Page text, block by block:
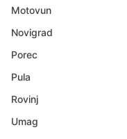
Motovun
Novigrad
Porec
Pula
Rovinj
Umag